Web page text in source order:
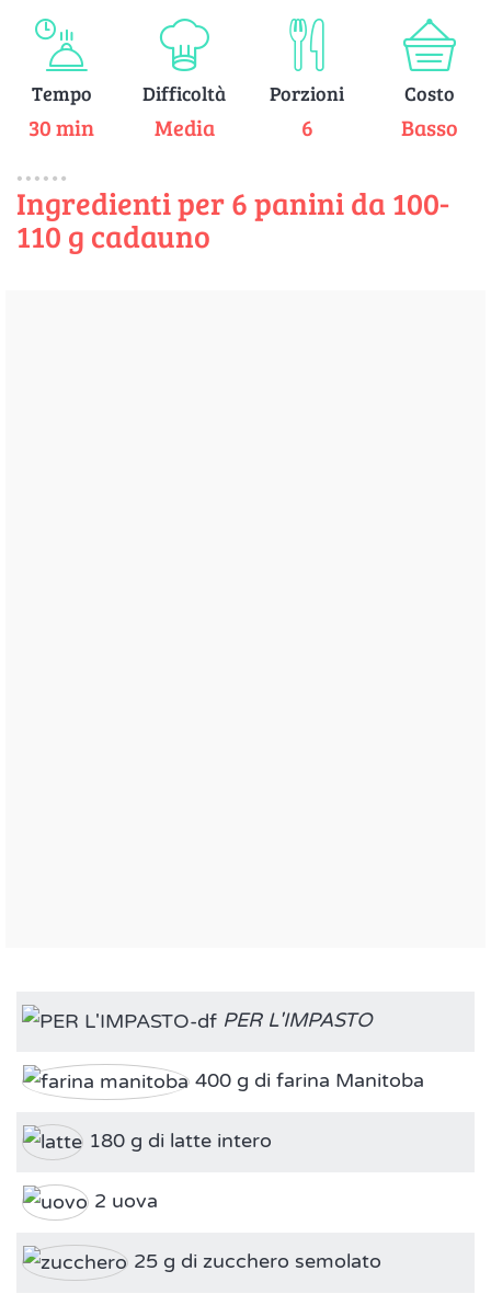
Tempo
30 min
Difficoltà
Media
Porzioni
6
Costo
Basso
Ingredienti per 6 panini da 100-
110 g cadauno
PER L'IMPASTO
400 g di farina Manitoba
180 g di latte intero
2 uova
25 g di zucchero semolato